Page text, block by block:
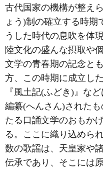
古代国家の機構が整え
ょう)制の確立する時期
うした時代の息吹を体
陸文化の盛んな摂取や
文学の青春期の記念と
方、この時期に成立し
『風土記(ふどき)』な
編纂(へんさん)された
たる口誦文学のおもか
る。ここに織り込めら
数の歌謡は、天皇家や
伝承であり、そこには